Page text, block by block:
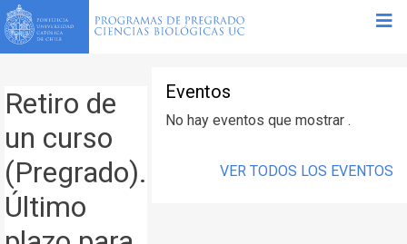
Retiro de
un curso
(Pregrado).
Último
Eventos
No hay eventos que mostrar .
VER TODOS LOS EVENTOS